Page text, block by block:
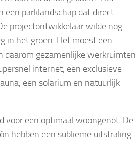
een parklandschap dat direct
projectontwikkelaar wilde nog
in het groen. Het moest een
daarom gezamenlijke werkruimten
internet, een exclusieve
een solarium en natuurlijk
voor een optimaal woongenot. De
hebben een sublieme uitstraling